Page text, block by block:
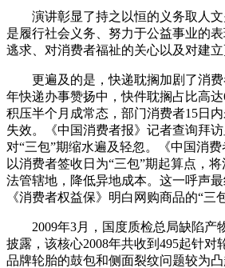
演讲彰显了持之以恒的义务取人文
是履行社会义务、努力于公益事业的
逃求、对消费者福祉的关心以及对建立
更遍及的是，快递耽搁加剧了消费
年快递办事赞扬中，快件耽搁占比高
积压半个月成常态，部门消费者15日
失效。《中国消费者报》记者查询拜
对“三包”期缩水遍及轻忽。《中国消费
以消费者签收日为“三包”期起算点，
法管辖地，降低异地成本。这一呼声
《消费者权益保》明白网购商品的“三
2009年3月，国度质检总局缺陷产
披露，该核心2008年共收到495起针对
品牌轮胎的鼓包和侧面裂纹问题较为凸